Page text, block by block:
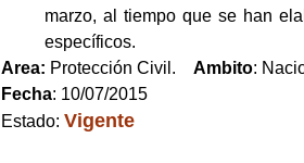
marzo, al tiempo que se han
específicos.
Area: Protección Civil. Ambito:
Fecha: 10/07/2015
Estado: Vigente